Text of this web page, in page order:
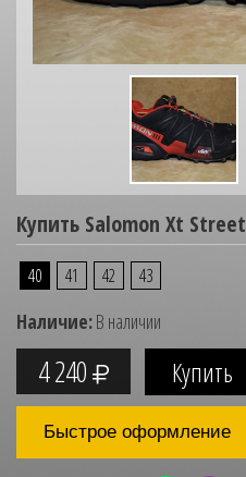
Купить Salomon Xt Street
40 41 42 43
Наличие:В наличии
4 240
Быстрое оформление